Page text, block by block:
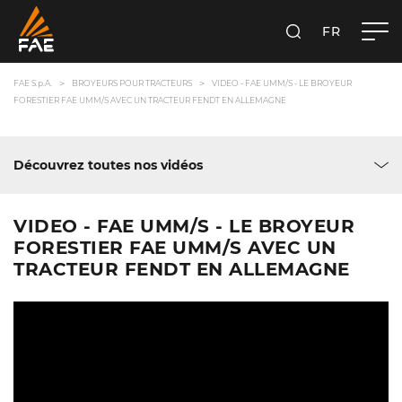
RECHERCHER
FR
FAE S.p.A. BROYEURS POUR TRACTEURS
VIDEO - FAE UMM/S - LE BROYEUR
FORESTIER FAE UMM/S AVEC UN TRACTEUR FENDT EN ALLEMAGNE
Découvrez toutes nos vidéos
VIDEO - FAE UMM/S - LE BROYEUR
FORESTIER FAE UMM/S AVEC UN
TRACTEUR FENDT EN ALLEMAGNE